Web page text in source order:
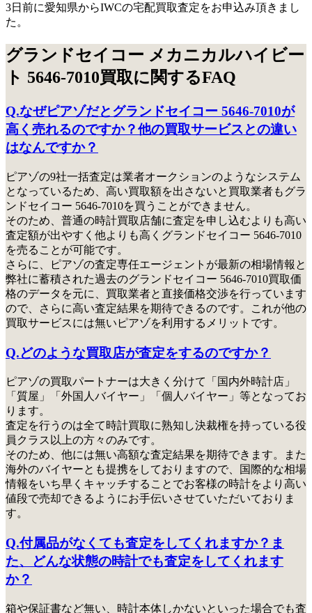
3日前に愛知県からIWCの宅配買取査定をお申込み頂きまし
た。
グランドセイコー メカニカルハイビー
ト 5646-7010買取に関するFAQ
Q.なぜピアゾだとグランドセイコー 5646-7010が
高く売れるのですか？他の買取サービスとの違い
はなんですか？
ピアゾの9社一括査定は業者オークションのようなシステム
となっているため、高い買取額を出さないと買取業者もグラ
ンドセイコー 5646-7010を買うことができません。
そのため、普通の時計買取店舗に査定を申し込むよりも高い
査定額が出やすく他よりも高くグランドセイコー 5646-7010
を売ることが可能です。
さらに、ピアゾの査定専任エージェントが最新の相場情報と
弊社に蓄積された過去のグランドセイコー 5646-7010買取価
格のデータを元に、買取業者と直接価格交渉を行っています
ので、さらに高い査定結果を期待できるのです。これが他の
買取サービスには無いピアゾを利用するメリットです。
Q.どのような買取店が査定をするのですか？
ピアゾの買取パートナーは大きく分けて「国内外時計店」
「質屋」「外国人バイヤー」「個人バイヤー」等となってお
ります。
査定を行うのは全て時計買取に熟知し決裁権を持っている役
員クラス以上の方々のみです。
そのため、他には無い高額な査定結果を期待できます。また
海外のバイヤーとも提携をしておりますので、国際的な相場
情報をいち早くキャッチすることでお客様の時計をより高い
値段で売却できるようにお手伝いさせていただいておりま
す。
Q.付属品がなくても査定をしてくれますか？ま
た、どんな状態の時計でも査定をしてくれます
か？
箱や保証書など無い、時計本体しかないといった場合でも査